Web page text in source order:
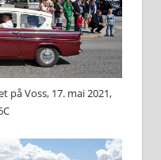
på Voss, 17. mai 2021,